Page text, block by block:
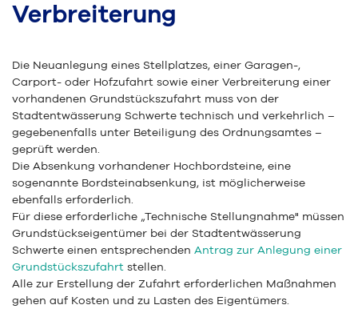
Verbreiterung
Die Neuanlegung eines Stellplatzes, einer Garagen-,
Carport- oder Hofzufahrt sowie einer Verbreiterung einer
vorhandenen Grundstückszufahrt muss von der
Stadtentwässerung Schwerte technisch und verkehrlich –
gegebenenfalls unter Beteiligung des Ordnungsamtes –
geprüft werden.
Die Absenkung vorhandener Hochbordsteine, eine
sogenannte Bordsteinabsenkung, ist möglicherweise
ebenfalls erforderlich.
Für diese erforderliche „Technische Stellungnahme" müssen
Grundstückseigentümer bei der Stadtentwässerung
Schwerte einen entsprechenden Antrag zur Anlegung einer
Grundstückszufahrt stellen.
Alle zur Erstellung der Zufahrt erforderlichen Maßnahmen
gehen auf Kosten und zu Lasten des Eigentümers.